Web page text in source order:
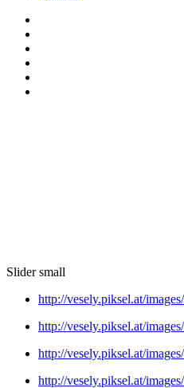
Slider small
http://vesely.piksel.at/
http://vesely.piksel.at/
http://vesely.piksel.at/
http://vesely.piksel.at/